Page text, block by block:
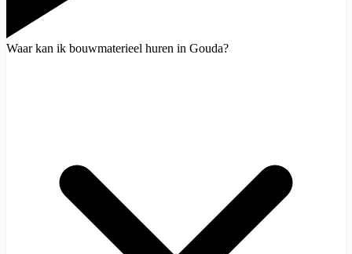
Waar kan ik bouwmaterieel huren in Gouda?